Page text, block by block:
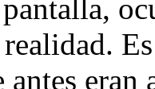
antes